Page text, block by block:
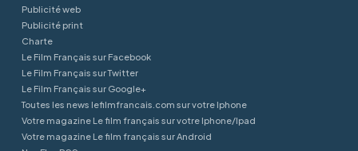
Publicité web
Publicité print
Charte
Le Film Français sur Facebook
Le Film Français sur Twitter
Le Film Français sur Google+
Toutes les news lefilmfrancais.com sur votre Iphone
Votre magazine Le film français sur votre Iphone/Ipad
Votre magazine Le film français sur Android